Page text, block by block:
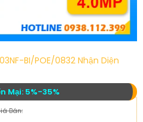
BI/POE/0832 Nhận Diện
Mại: 5%-35%
Bán: